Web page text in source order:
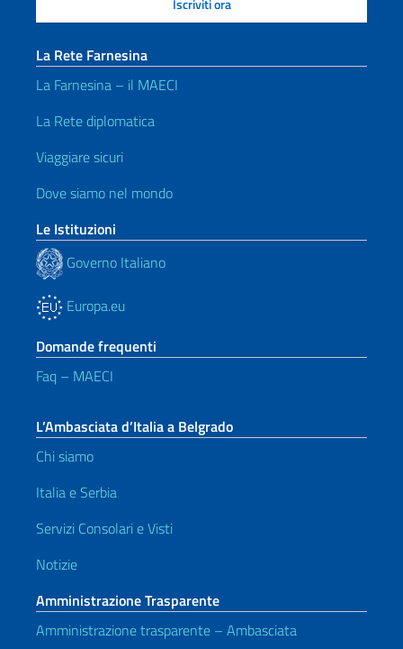
La Rete Farnesina
La Farnesina – il MAECI
La Rete diplomatica
Viaggiare sicuri
Dove siamo nel mondo
Le Istituzioni
Governo Italiano
Europa.eu
Domande frequenti
Faq – MAECI
L’Ambasciata d’Italia a Belgrado
Chi siamo
Italia e Serbia
Servizi Consolari e Visti
Notizie
Amministrazione Trasparente
Amministrazione trasparente – Ambasciata